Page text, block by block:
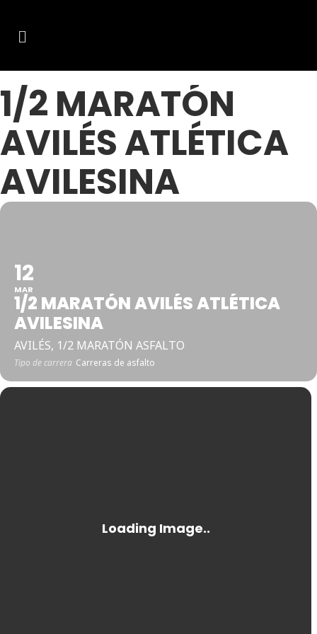
1/2 MARATÓN
AVILÉS ATLÉTICA
AVILESINA
12
MAR
1/2 MARATÓN AVILÉS ATLÉTICA
AVILESINA
AVILÉS, 1/2 MARATÓN ASFALTO
Tipo de carrera Carreras de asfalto